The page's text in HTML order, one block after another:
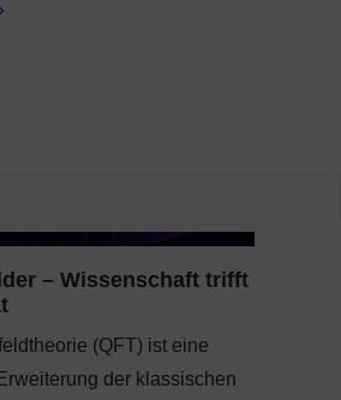
– Wissenschaft trifft
(QFT) ist eine
der klassischen